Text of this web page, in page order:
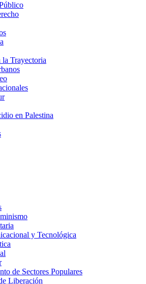
Trayectoria
en Palestina
y Tecnológica
de Sectores Populares
Liberación